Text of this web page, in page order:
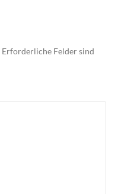
Erforderliche Felder sind